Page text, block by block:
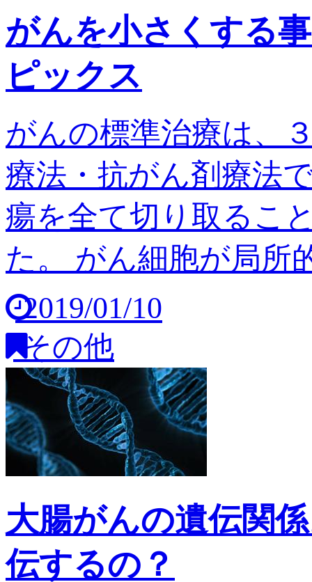
がんを小さくする
ピックス
がんの標準治療は、
療法・抗がん剤療法
瘍を全て切り取るこ
た。 がん細胞が局所
2019/01/10
その他
大腸がんの遺伝関
伝するの？